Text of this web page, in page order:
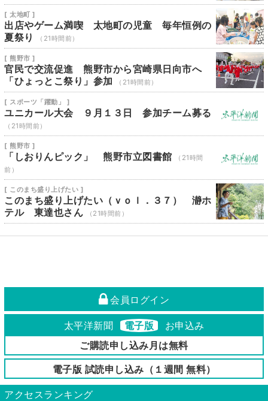
[ 太地町 ]
出店やゲーム満喫 太地町の児童 毎年恒例の
夏祭り
（21時間前）
[ 熊野市 ]
官民で交流促進 熊野市から宮崎県日向市へ
「ひょっとこ祭り」参加
（21時間前）
[ スポーツ「躍動」 ]
ユニカール大会 ９月１３日 参加チーム募る
（21時間前）
[ 熊野市 ]
「しおりんピック」 熊野市立図書館
（21時間
前）
[ このまち盛り上げたい ]
このまち盛り上げたい（ｖｏｌ．３７） 瀞ホ
テル 東達也さん
（21時間前）
会員ログイン
太平洋新聞 電子版
お申込み
ご購読申し込み月は無料
電子版 試読申し込み（１週間 無料）
アクセスランキング